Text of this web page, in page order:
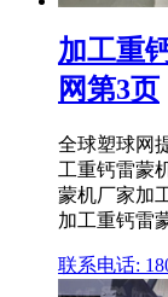
加工重
网第3页
全球塑球网
工重钙雷蒙
蒙机厂家加
加工重钙雷
联系电话: